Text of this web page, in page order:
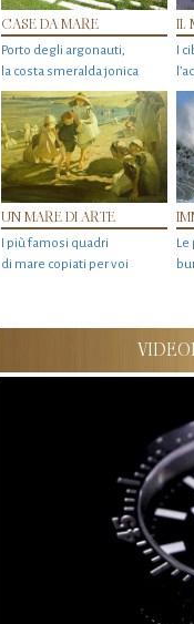
CASE DA MARE
Porto degli argonauti,
la costa smeralda jonica
IL
I
UN MARE DI ARTE
I più famosi quadri
di mare copiati per voi
Le